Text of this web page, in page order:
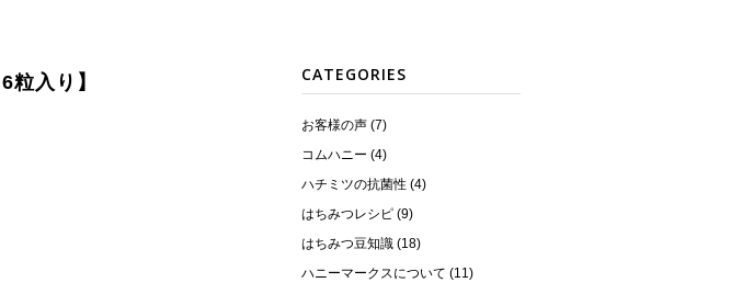
入り】 CATEGORIES
お客様の声 (7)
コムハニー (4)
ハチミツの抗菌性 (4)
はちみつレシピ (9)
はちみつ豆知識 (18)
ハニーマークスについて (11)